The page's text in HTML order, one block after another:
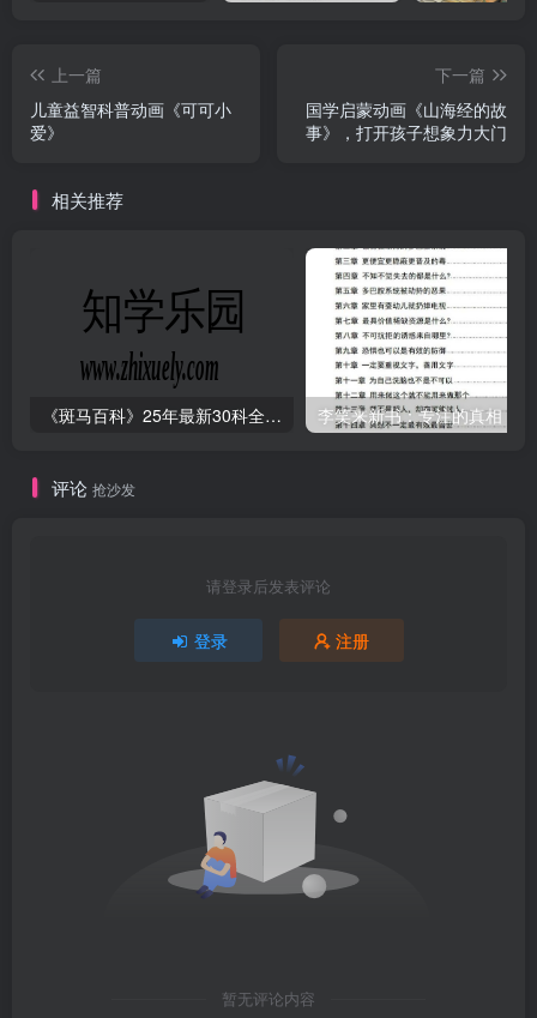
上一篇
儿童益智科普动画《可可小
爱》
下一篇
国学启蒙动画《山海经的故
事》，打开孩子想象力大门
相关推荐
《斑马百科》25年最新30科全套高清视频 李笑来新书：专注的真相
评论 抢沙发
请登录后发表评论
登录 注册
暂无评论内容